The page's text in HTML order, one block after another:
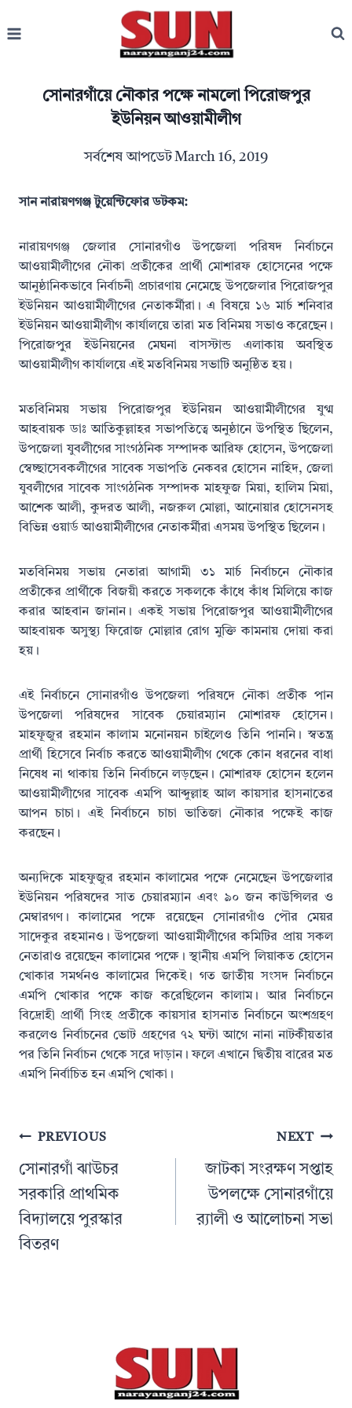
to
সোনারগাঁয়ে নৌকার পক্ষে নামলো পিরোজপুর
ইউনিয়ন আওয়ামীলীগ
সর্বশেষ আপডেটMarch 16, 2019
সান নারায়ণগঞ্জ টুয়েন্টিফোর ডটকম:
নারায়ণগঞ্জ জেলার সোনারগাঁও উপজেলা পরিষদ নির্বাচনে
আওয়ামীলীগের নৌকা প্রতীকের প্রার্থী মোশারফ হোসেনের পক্ষে
আনুষ্ঠানিকভাবে নির্বাচনী প্রচারণায় নেমেছে উপজেলার পিরোজপুর
ইউনিয়ন আওয়ামীলীগের নেতাকর্মীরা। এ বিষয়ে ১৬ মার্চ শনিবার
ইউনিয়ন আওয়ামীলীগ কার্যালয়ে তারা মত বিনিময় সভাও করেছেন।
পিরোজপুুর ইউনিয়নের মেঘনা বাসস্টান্ড এলাকায় অবস্থিত
আওয়ামীলীগ কার্যালয়ে এই মতবিনিময় সভাটি অনুষ্ঠিত হয়।
মতবিনিময় সভায় পিরোজপুর ইউনিয়ন আওয়ামীলীগের যুগ্ম
আহবায়ক ডাঃ আতিকুল্লাহর সভাপতিত্বে অনুষ্ঠানে উপস্থিত ছিলেন,
উপজেলা যুবলীগের সাংগঠনিক সম্পাদক আরিফ হোসেন, উপজেলা
স্বেচ্ছাসেবকলীগের সাবেক সভাপতি নেকবর হোসেন নাহিদ, জেলা
যুবলীগের সাবেক সাংগঠনিক সম্পাদক মাহফুজ মিয়া, হালিম মিয়া,
আশেক আলী, কুদরত আলী, নজরুল মোল্লা, আনোয়ার হোসেনসহ
বিভিন্ন ওয়ার্ড আওয়ামীলীগের নেতাকর্মীরা এসময় উপস্থিত ছিলেন।
মতবিনিময় সভায় নেতারা আগামী ৩১ মার্চ নির্বাচনে নৌকার
প্রতীকের প্রার্থীকে বিজয়ী করতে সকলকে কাঁধে কাঁধ মিলিয়ে কাজ
করার আহবান জানান। একই সভায় পিরোজপুর আওয়ামীলীগের
আহবায়ক অসুস্থ্য ফিরোজ মোল্লার রোগ মুক্তি কামনায় দোয়া করা
হয়।
এই নির্বাচনে সোনারগাঁও উপজেলা পরিষদে নৌকা প্রতীক পান
উপজেলা পরিষদের সাবেক চেয়ারম্যান মোশারফ হোসেন।
মাহফূজুর রহমান কালাম মনোনয়ন চাইলেও তিনি পাননি। স্বতন্ত্র
প্রার্থী হিসেবে নির্বাচ করতে আওয়ামীলীগ থেকে কোন ধরনের বাধা
নিষেধ না থাকায় তিনি নির্বাচনে লড়ছেন। মোশারফ হোসেন হলেন
আওয়ামীলীগের সাবেক এমপি আব্দুল্লাহ আল কায়সার হাসনাতের
আপন চাচা। এই নির্বাচনে চাচা ভাতিজা নৌকার পক্ষেই কাজ
করছেন।
অন্যদিকে মাহফুজুর রহমান কালামের পক্ষে নেমেছেন উপজেলার
ইউনিয়ন পরিষদের সাত চেয়ারম্যান এবং ৯০ জন কাউন্সিলর ও
মেম্বারগণ। কালামের পক্ষে রয়েছেন সোনারগাঁও পৌর মেয়র
সাদেকুর রহমানও। উপজেলা আওয়ামীলীগের কমিটির প্রায় সকল
নেতারাও রয়েছেন কালামের পক্ষে। স্থানীয় এমপি লিয়াকত হোসেন
খোকার সমর্থনও কালামের দিকেই। গত জাতীয় সংসদ নির্বাচনে
এমপি খোকার পক্ষে কাজ করেছিলেন কালাম। আর নির্বাচনে
বিদ্রোহী প্রার্থী সিংহ প্রতীকে কায়সার হাসনাত নির্বাচনে অংশগ্রহণ
করলেও নির্বাচনের ভোট গ্রহণের ৭২ ঘন্টা আগে নানা নাটকীয়তার
পর তিনি নির্বাচন থেকে সরে দাড়ান। ফলে এখানে দ্বিতীয় বারের মত
এমপি নির্বাচিত হন এমপি খোকা।
PostPREVIOUS
সোনারগাঁ ঝাউচর
সরকারি প্রাথমিক
বিদ্যালয়ে পুরস্কার
বিতরণ
NEXT
জাটকা সংরক্ষণ সপ্তাহ
উপলক্ষে সোনারগাঁয়ে
র‌্যালী ও আলোচনা সভা